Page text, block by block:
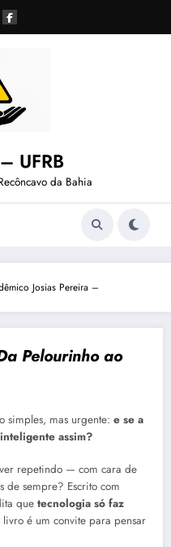
UFRB
da Bahia
Josias Pereira –
Pelourinho ao
simples, mas urgente: e se a
assim?
repetindo — com cara de
de sempre? Escrito com
que tecnologia só faz
livro é um convite para pensar